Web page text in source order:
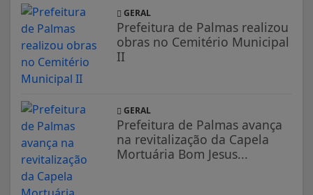
GERAL
Prefeitura de Palmas realizou
obras no Cemitério Municipal
II
GERAL
Prefeitura de Palmas avança
na revitalização da Capela
Mortuária Bom Jesus...